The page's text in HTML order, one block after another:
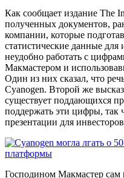
Как сообщает издание The
полученных документов,
компании, которые
статистические данные для
неудобно работать с
Макмастером и
Один из них сказал, что
Cyanogen. Второй же
существует поддающихся
поддержать эти цифры, так
презентации для
Господином Макмастер